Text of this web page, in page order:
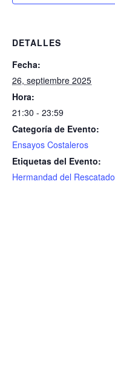
DETALLES
Fecha:
26, septiembre 2025
Hora:
21:30 - 23:59
Categoría de Evento:
Ensayos Costaleros
Etiquetas del Evento:
Hermandad del Rescatado